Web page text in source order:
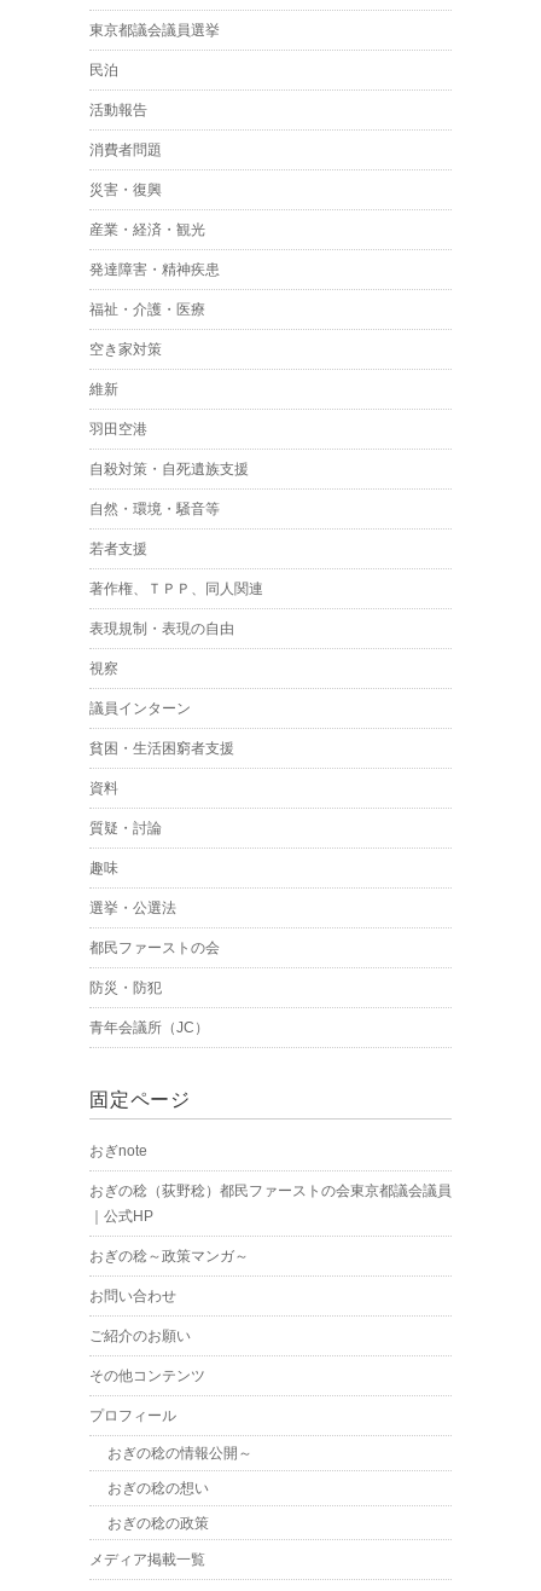
東京都議会議員選挙
民泊
活動報告
消費者問題
災害・復興
産業・経済・観光
発達障害・精神疾患
福祉・介護・医療
空き家対策
維新
羽田空港
自殺対策・自死遺族支援
自然・環境・騒音等
若者支援
著作権、ＴＰＰ、同人関連
表現規制・表現の自由
視察
議員インターン
貧困・生活困窮者支援
資料
質疑・討論
趣味
選挙・公選法
都民ファーストの会
防災・防犯
青年会議所（JC）
固定ページ
おぎnote
おぎの稔（荻野稔）都民ファーストの会東京都議会議員
｜公式HP
おぎの稔～政策マンガ～
お問い合わせ
ご紹介のお願い
その他コンテンツ
プロフィール
おぎの稔の情報公開～
おぎの稔の想い
おぎの稔の政策
メディア掲載一覧